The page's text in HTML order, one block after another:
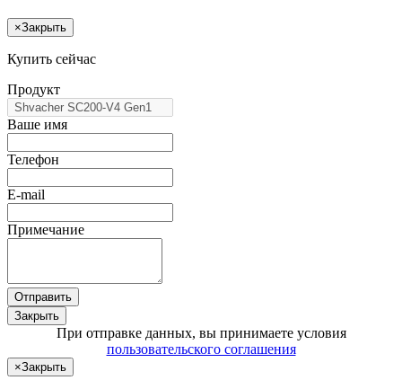
×Закрыть
Купить сейчас
Продукт
Ваше имя
Телефон
E-mail
Примечание
Отправить
Закрыть
При отправке данных, вы принимаете условия
пользовательского соглашения
×Закрыть